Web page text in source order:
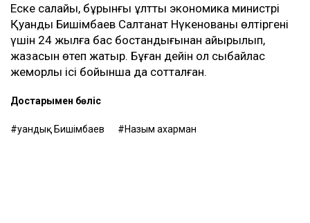
Еске салайық, бұрынғы ұлттық экономика министрі
Қуандық Бишімбаев Салтанат Нүкенованы өлтіргені
үшін 24 жылға бас бостандығынан айырылып,
жазасын өтеп жатыр. Бұған дейін ол сыбайлас
жемқорлық ісі бойынша да сотталған.
Достарыңмен бөліс
Қуандық Бишімбаев Назым Қахарман